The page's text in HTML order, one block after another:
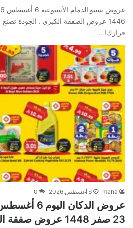
1446 عروض الصفقة الكبرى . الجودة
قرارك!…
maha 6 أغسطس,2026 0
23 صفر 1448 عروض صفقة اليوم